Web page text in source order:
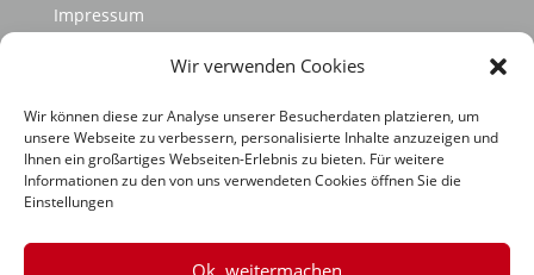
Wir verwenden Cookies
Wir können diese zur Analyse unserer Besucherdaten platzieren, um
unsere Webseite zu verbessern, personalisierte Inhalte anzuzeigen und
Ihnen ein großartiges Webseiten-Erlebnis zu bieten. Für weitere
Informationen zu den von uns verwendeten Cookies öffnen Sie die
Einstellungen
Ok, weitermachen
Impressum
Code of Conduct
MAXIM Gruppe
Nachhaltigkeit